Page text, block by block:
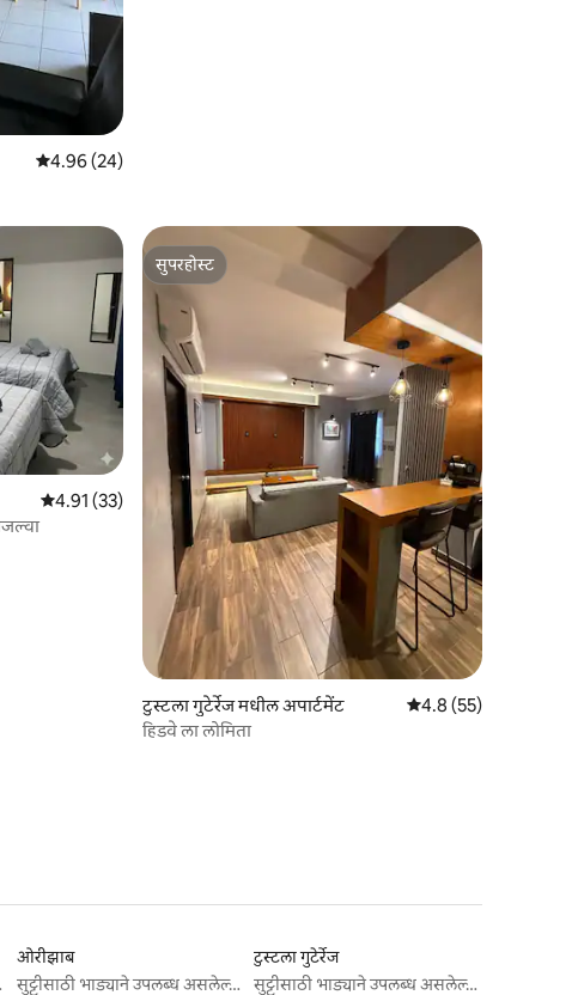
5 पैकी 4.96 सरासरी रेटिंग, 24 रिव्ह्यूज
4.96 (24)
5 पैकी 4.91 सरासरी रेटिंग, 33 रिव्ह्यूज
4.91 (33)
सुपरहोस्ट
सुपरहोस्ट
टुस्टला गुटेर्रेज मधील अपार्टमेंट 5 पैकी 4.8 सरासरी रेटिंग,
4.8 (55)
हिडवे ला लोमिता
ओरीझाब
सुट्टीसाठी भाड्याने उपलब्ध असलेल्या जागा
टुस्टला गुटेर्रेज
सुट्टीसाठी भाड्याने उपलब्ध असलेल्या जागा